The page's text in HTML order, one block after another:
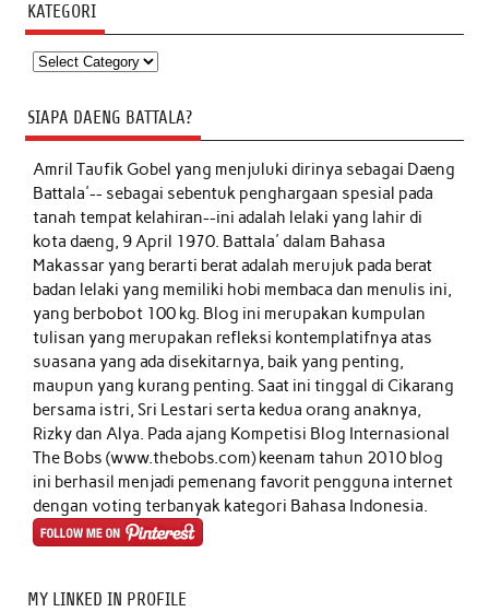
KATEGORI
Kategori
SIAPA DAENG BATTALA?
Amril Taufik Gobelyang menjuluki dirinya sebagai Daeng
Battala'-- sebagai sebentuk penghargaan spesial pada
tanah tempat kelahiran--ini adalah lelaki yang lahir di
kota daeng, 9 April 1970. Battala' dalam Bahasa
Makassar yang berarti berat adalah merujuk pada berat
badan lelaki yang memiliki hobi membaca dan menulis ini,
yang berbobot 100 kg. Blog ini merupakan kumpulan
tulisan yang merupakan refleksi kontemplatifnya atas
suasana yang ada disekitarnya, baik yang penting,
maupun yang kurang penting. Saat ini tinggal di Cikarang
bersama istri, Sri Lestari serta kedua orang anaknya,
Rizky dan Alya. Pada ajang Kompetisi Blog Internasional
The Bobs (www.thebobs.com) keenam tahun 2010 blog
ini berhasil menjadi pemenang favorit pengguna internet
dengan voting terbanyak kategori Bahasa Indonesia.
MY LINKED IN PROFILE